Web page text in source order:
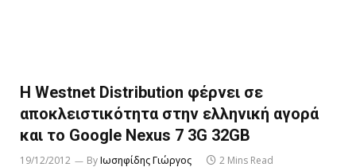
Η Westnet Distribution φέρνει σε
αποκλειστικότητα στην ελληνική αγορά
και το Google Nexus 7 3G 32GB
19/12/2012 ByΙωσηφίδης Γιώργος 2 Mins Read